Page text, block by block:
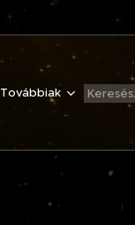
Továbbiak